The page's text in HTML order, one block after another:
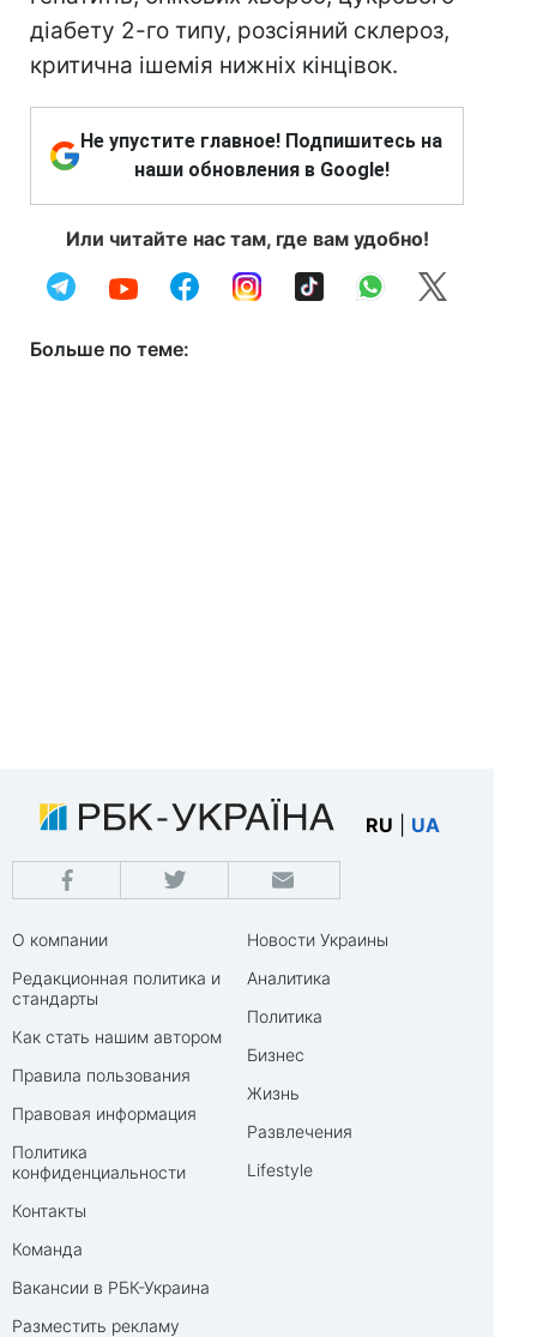
діабету 2-го типу, розсіяний склероз,
критична ішемія нижніх кінцівок.
Не упустите главное! Подпишитесь на
наши обновления в Google!
Или читайте нас там, где вам удобно!
Больше по теме:
RU UA
О компании
Редакционная политика и
стандарты
Как стать нашим автором
Правила пользования
Правовая информация
Политика
конфиденциальности
Контакты
Команда
Вакансии в РБК-Украина
Разместить рекламу
Новости Украины
Аналитика
Политика
Бизнес
Жизнь
Развлечения
Lifestyle